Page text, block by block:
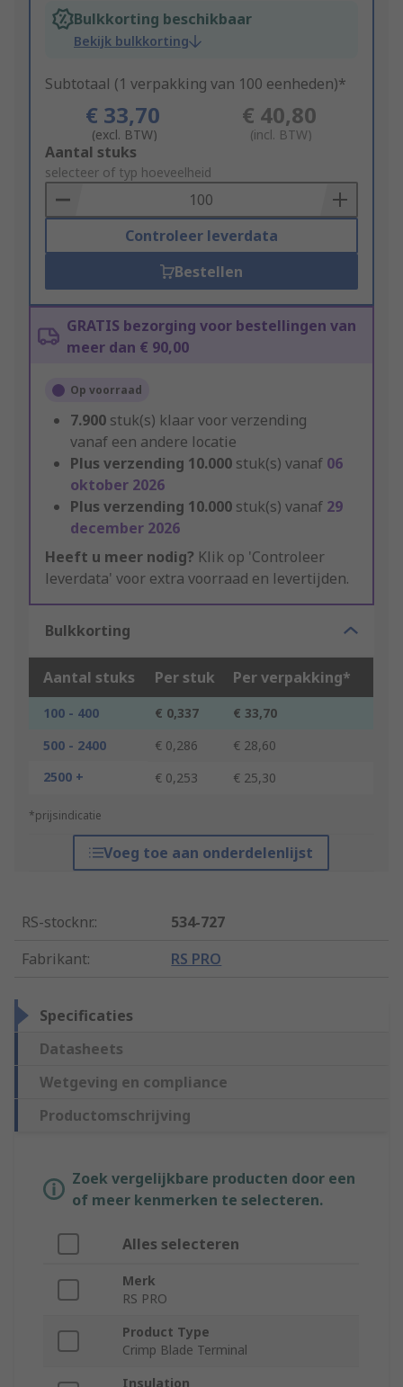
Bulkkorting beschikbaar
Bekijk bulkkorting
Subtotaal (1 verpakking van 100 eenheden)*
€ 33,70
(excl. BTW)
€ 40,80
(incl. BTW)
Add
to
Basket
Aantal stuks
selecteer of typ hoeveelheid
Controleer leverdata
Bestellen
GRATIS bezorging voor bestellingen van
meer dan € 90,00
Op voorraad
7.900 stuk(s) klaar voor verzending
vanaf een andere locatie
Plus verzending 10.000 stuk(s) vanaf 06
oktober 2026
Plus verzending 10.000 stuk(s) vanaf 29
december 2026
Heeft u meer nodig? Klik op 'Controleer
leverdata' voor extra voorraad en levertijden.
Bulkkorting
Aantal stuks Per stuk Per verpakking*
100 - 400 € 0,337
€ 33,70
500 - 2400
€ 0,286
€ 28,60
2500 +
€ 0,253 € 25,30
*prijsindicatie
Voeg toe aan onderdelenlijst
RS-stocknr.:
534-727
Fabrikant: RS PRO
Specificaties
Datasheets
Wetgeving en compliance
Productomschrijving
Zoek vergelijkbare producten door een
of meer kenmerken te selecteren.
Alles selecteren
Merk
RS PRO
Product Type
Crimp Blade Terminal
Insulation